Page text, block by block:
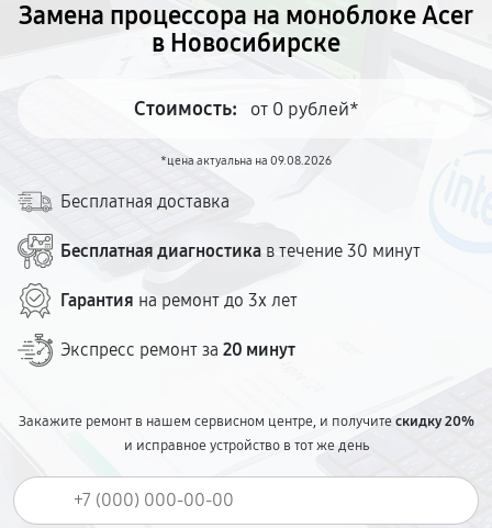
Замена процессора на моноблоке Acer
в Новосибирске
Стоимость: от 0 рублей*
*цена актуальна на 09.08.2026
Бесплатная доставка
Бесплатная диагностика в течение 30 минут
Гарантия на ремонт до 3х лет
Экспресс ремонт за 20 минут
Закажите ремонт в нашем сервисном центре, и получитескидку 20%
и исправное устройство в тот же день